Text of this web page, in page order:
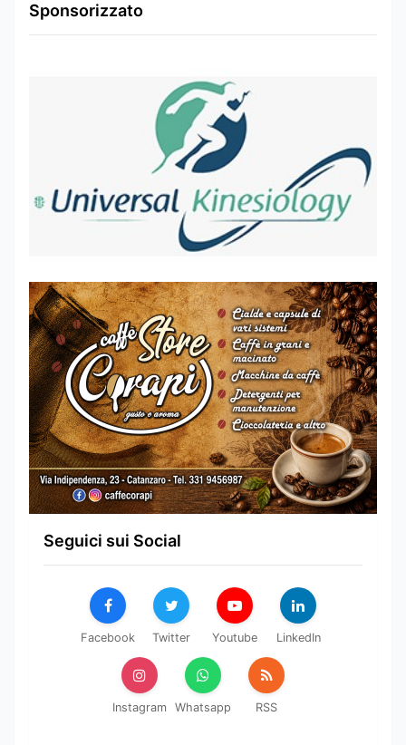
Sponsorizzato
Seguici sui Social
Facebook Twitter Youtube LinkedIn
Instagram Whatsapp RSS